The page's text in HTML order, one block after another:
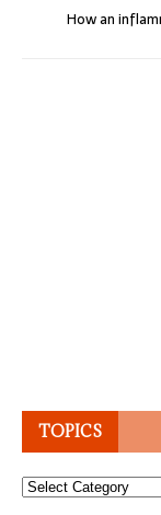
How an
TOPICS
Topics